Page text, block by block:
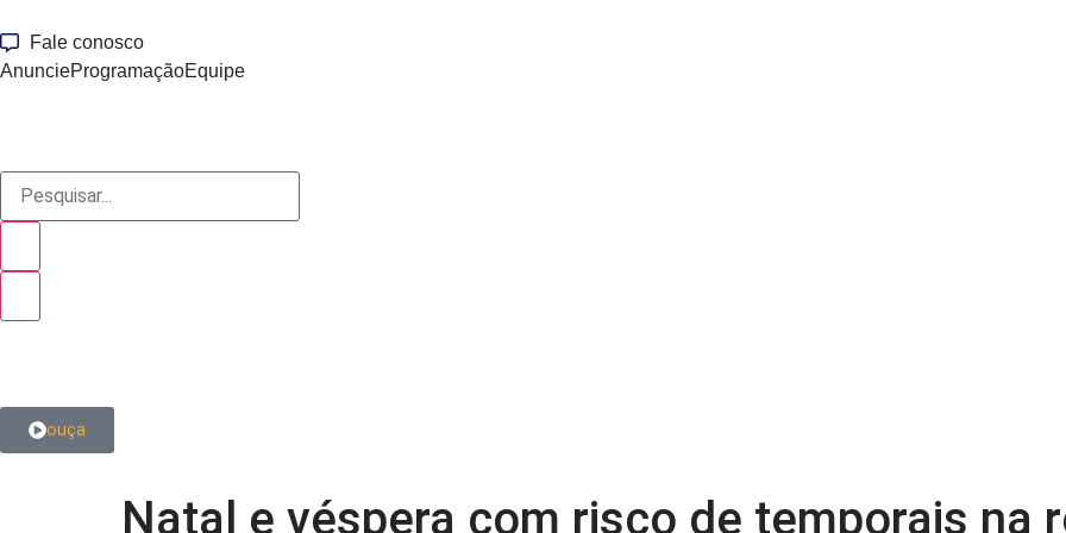
Fale conosco
AnuncieProgramaçãoEquipe
ouça
Natal e véspera com risco de temporais na